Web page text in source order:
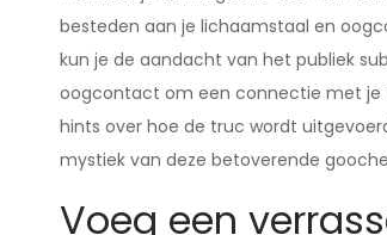
besteden aan je lichaamstaal en
kun je de aandacht van het publiek
oogcontact om een connectie met je
hints over hoe de truc wordt
mystiek van deze betoverende
Voeg een